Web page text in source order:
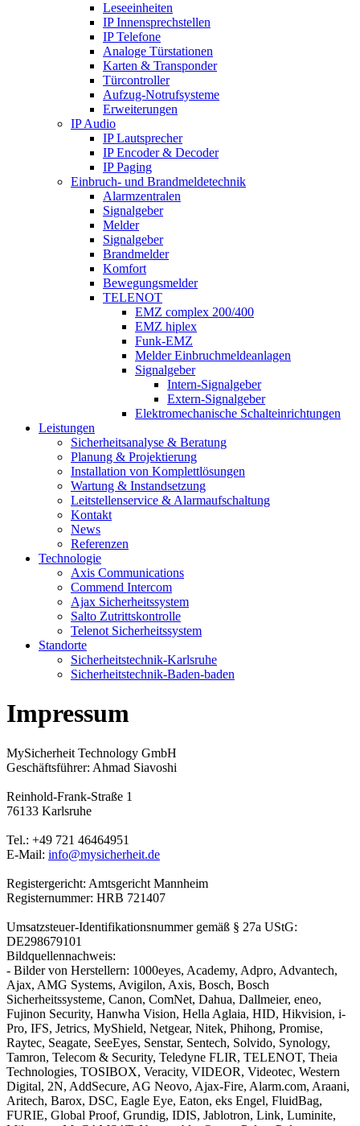
Leseeinheiten
IP Innensprechstellen
IP Telefone
Analoge Türstationen
Karten & Transponder
Türcontroller
Aufzug-Notrufsysteme
Erweiterungen
IP Audio
IP Lautsprecher
IP Encoder & Decoder
IP Paging
Einbruch- und Brandmeldetechnik
Alarmzentralen
Signalgeber
Melder
Signalgeber
Brandmelder
Komfort
Bewegungsmelder
TELENOT
EMZ complex 200/400
EMZ hiplex
Funk-EMZ
Melder Einbruchmeldeanlagen
Signalgeber
Intern-Signalgeber
Extern-Signalgeber
Elektromechanische Schalteinrichtungen
Leistungen
Sicherheitsanalyse & Beratung
Planung & Projektierung​
Installation von Komplettlösungen
Wartung & Instandsetzung
Leitstellenservice & Alarmaufschaltung
Kontakt
News
Referenzen
Technologie
Axis Communications
Commend Intercom
Ajax Sicherheitssystem​
Salto Zutrittskontrolle
Telenot Sicherheitssystem
Standorte
Sicherheitstechnik-Karlsruhe
Sicherheitstechnik-Baden-baden
Impressum
MySicherheit Technology GmbH
Geschäftsführer: Ahmad Siavoshi
Reinhold-Frank-Straße 1
76133 Karlsruhe
Tel.: +49 721 46464951
E-Mail: info@mysicherheit.de
Registergericht: Amtsgericht Mannheim
Registernummer: HRB 721407
Umsatzsteuer-Identifikationsnummer gemäß § 27a UStG:
DE298679101
Bildquellennachweis:
- Bilder von Herstellern: 1000eyes, Academy, Adpro, Advantech,
Ajax, AMG Systems, Avigilon, Axis, Bosch, Bosch
Sicherheitssysteme, Canon, ComNet, Dahua, Dallmeier, eneo,
Fujinon Security, Hanwha Vision, Hella Aglaia, HID, Hikvision, i-
Pro, IFS, Jetrics, MyShield, Netgear, Nitek, Phihong, Promise,
Raytec, Seagate, SeeEyes, Senstar, Sentech, Solvido, Synology,
Tamron, Telecom & Security, Teledyne FLIR, TELENOT, Theia
Technologies, TOSIBOX, Veracity, VIDEOR, Videotec, Western
Digital, 2N, AddSecure, AG Neovo, Ajax-Fire, Alarm.com, Araani,
Aritech, Barox, DSC, Eagle Eye, Eaton, eks Engel, FluidBag,
FURIE, Global Proof, Grundig, IDIS, Jablotron, Link, Luminite,